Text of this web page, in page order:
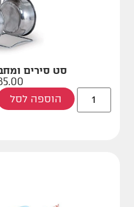
סט סירים
הוספה לסל